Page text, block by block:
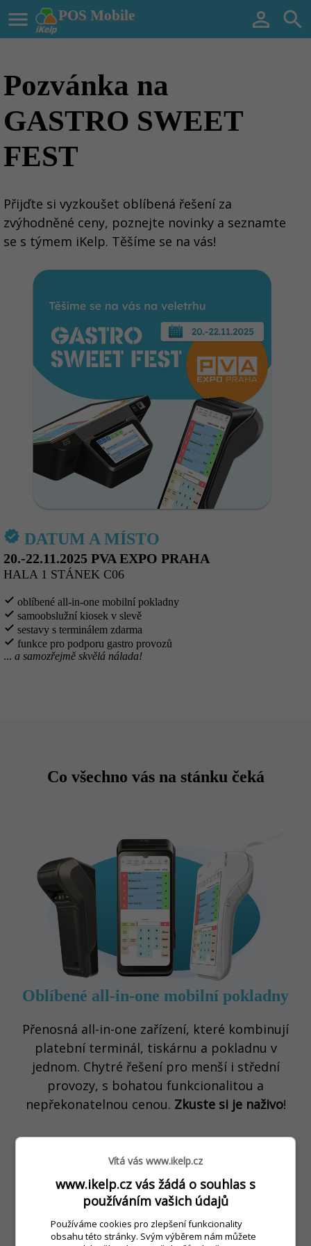
POS Mobile
  
Pozvánka na
GASTRO SWEET
FEST
Přijďte si vyzkoušet oblíbená řešení za
zvýhodněné ceny, poznejte novinky a seznamte
se s týmem iKelp. Těšíme se na vás!
verified DATUM A MÍSTO
20.-22.11.2025 PVA EXPO PRAHA
HALA 1 STÁNEK C06
check oblíbené all-in-one mobilní pokladny
check samoobslužní kiosek v slevě
check sestavy s terminálem zdarma
check funkce pro podporu gastro provozů
... a samozřejmě skvělá nálada!
Co všechno vás na stánku čeká
Oblíbené all-in-one mobilní pokladny
Přenosná all-in-one zařízení, které kombinují
platební terminál, tiskárnu a pokladnu v
jednom. Chytré řešení pro menší i střední
provozy, s bohatou funkcionalitou a
nepřekonatelnou cenou. Zkuste si je naživo!
Vítá vás www.ikelp.cz
www.ikelp.cz vás žádá o souhlas s
používáním vašich údajů
Používáme cookies pro zlepšení funkcionality
obsahu této stránky. Svým výběrem nám můžete